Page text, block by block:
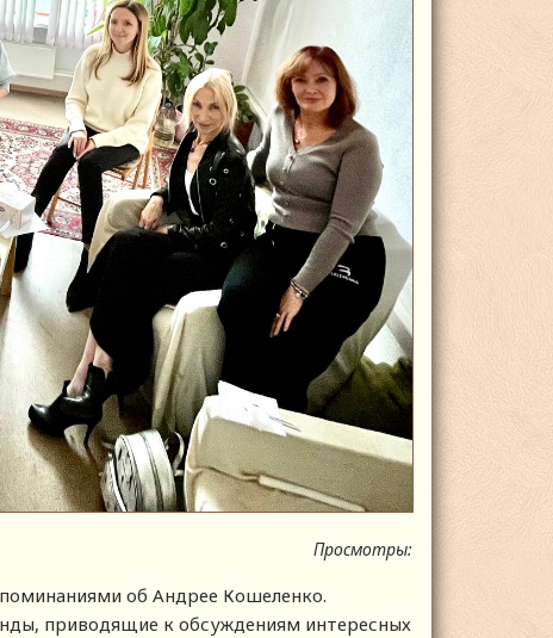
Просмотры:
об Андрее Кошеленко.
приводящие к обсуждениям интересных